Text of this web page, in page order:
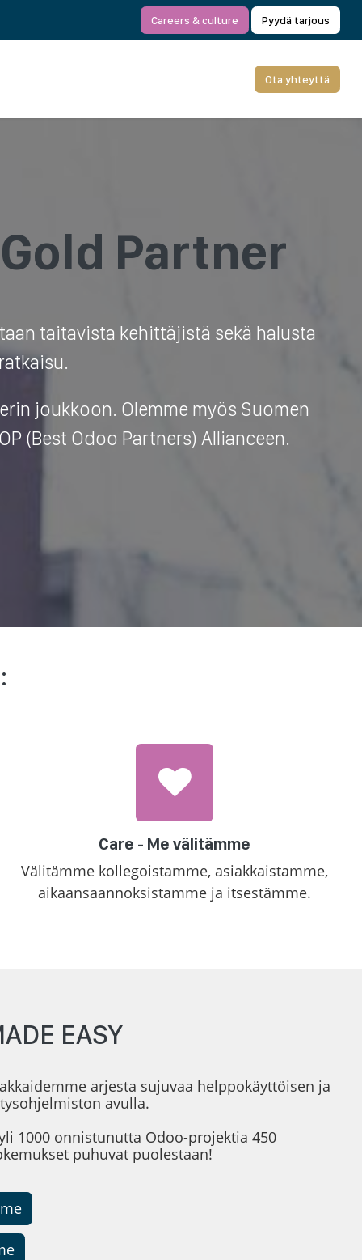
Careers & culture Pyydä tarjous
Ota yhteyttä
Part­ner
taitavista kehittäjistä sekä halusta
joukkoon. Olemme myös Suomen
(Best Odoo Partners) Allianceen.
Care - Me välitämme
Välitämme kollegoistamme, asiakkaistamme,
aikaansaannoksistamme ja itsestämme.
EASY
arjesta sujuvaa helppokäyttöisen ja
avulla.
1000 onnistunutta Odoo-projektia 450
puhuvat puolestaan!